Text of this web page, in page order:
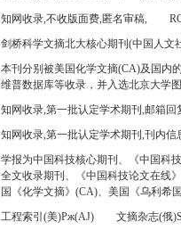
知网收录,不收版面费,匿名审稿,
剑桥科学文摘北大核心期刊(中国人文
本刊分别被美国化学文摘(CA)及国内
维普数据库等收录，并入选北京大学
知网收录,第一批认定学术期刊,邮箱回
知网收录,第一批认定学术期刊,刊内信
学报为中国科技核心期刊、《中国科
全文收录期刊、《中国科技论文在线
国《化学文摘》(CA)、美国《乌利希
工程索引(美)Pж(AJ)
文摘杂志(俄